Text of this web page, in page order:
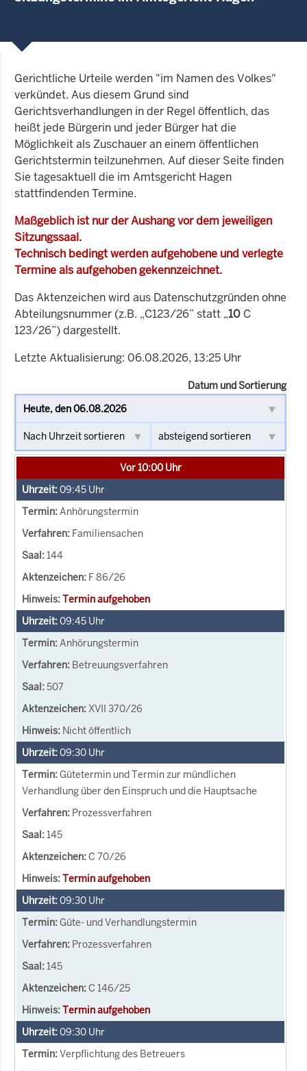
Gerichtliche Urteile werden "im Namen des Volkes"
verkündet. Aus diesem Grund sind
Gerichtsverhandlungen in der Regel öffentlich, das
heißt jede Bürgerin und jeder Bürger hat die
Möglichkeit als Zuschauer an einem öffentlichen
Gerichtstermin teilzunehmen. Auf dieser Seite finden
Sie tagesaktuell die im Amtsgericht Hagen
stattfindenden Termine.
Maßgeblich ist nur der Aushang vor dem jeweiligen
Sitzungssaal.
Technisch bedingt werden aufgehobene und verlegte
Termine als aufgehoben gekennzeichnet.
Das Aktenzeichen wird aus Datenschutzgründen ohne
Abteilungsnummer (z.B. „C123/26” statt „10 C
123/26”) dargestellt.
Letzte Aktualisierung: 06.08.2026, 13:25 Uhr
Datum und Sortierung
Vor 10:00 Uhr
09:45 Uhr
Anhörungstermin
Familiensachen
144
F 86/26
Termin aufgehoben
09:45 Uhr
Anhörungstermin
Betreuungsverfahren
507
XVII 370/26
Nicht öffentlich
09:30 Uhr
Gütetermin und Termin zur mündlichen
Verhandlung über den Einspruch und die Hauptsache
Prozessverfahren
145
C 70/26
Termin aufgehoben
09:30 Uhr
Güte- und Verhandlungstermin
Prozessverfahren
145
C 146/25
Termin aufgehoben
09:30 Uhr
Verpflichtung des Betreuers